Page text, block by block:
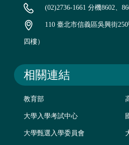
(02)2736-1661 分機8602、
110 臺北市信義區吳興街
四樓）
相關連結
教育部
大學入學考試中心
大學甄選入學委員會